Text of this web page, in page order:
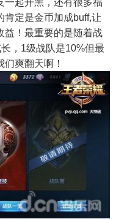
肯定是金币加成buff,让
益！最重要的是随着战
，1级战队是10%但最
爽翻天啊！